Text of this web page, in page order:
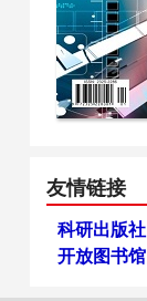
友情链接
科研出版社
开放图书馆